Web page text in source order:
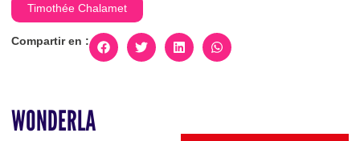
Timothée Chalamet
Compartir en :
WONDERLA